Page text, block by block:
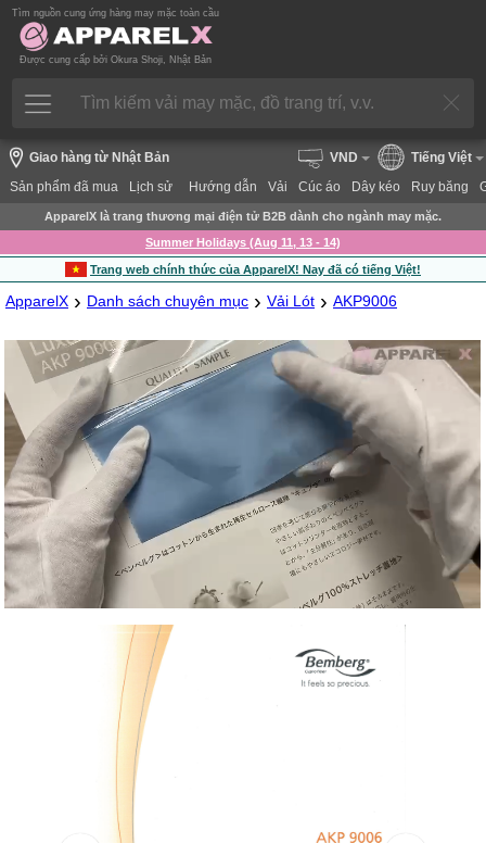
Tìm nguồn cung ứng hàng may mặc toàn cầu
Được cung cấp bởi Okura Shoji, Nhật Bản
Giao hàng từ Nhật Bản
Sản phẩm đã mua
Lịch sử Hướng dẫn Vải Cúc áo Dây kéo Ruy băng
VND Tiếng Việt
ApparelX là trang thương mại điện tử B2B dành cho ngành may mặc.
Summer Holidays (Aug 11, 13 - 14)
Trang web chính thức của ApparelX! Nay đã có tiếng Việt!
ApparelX › Danh sách chuyên mục › Vải Lót › AKP9006